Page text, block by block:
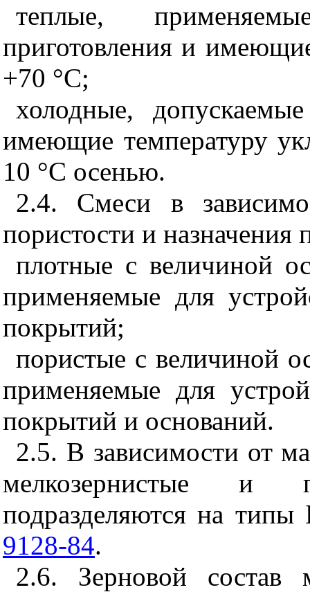
теплые,
приготовления и
+70 °С;
холодные,
имеющие температуру
10 °С осенью.
2.4. Смеси в
пористости и назначения
плотные с величиной
применяемые для
покрытий;
пористые с величиной
применяемые для
покрытий и оснований.
2.5. В зависимости от
мелкозернистые и
подразделяются на
9128-84.
2.6. Зерновой состав